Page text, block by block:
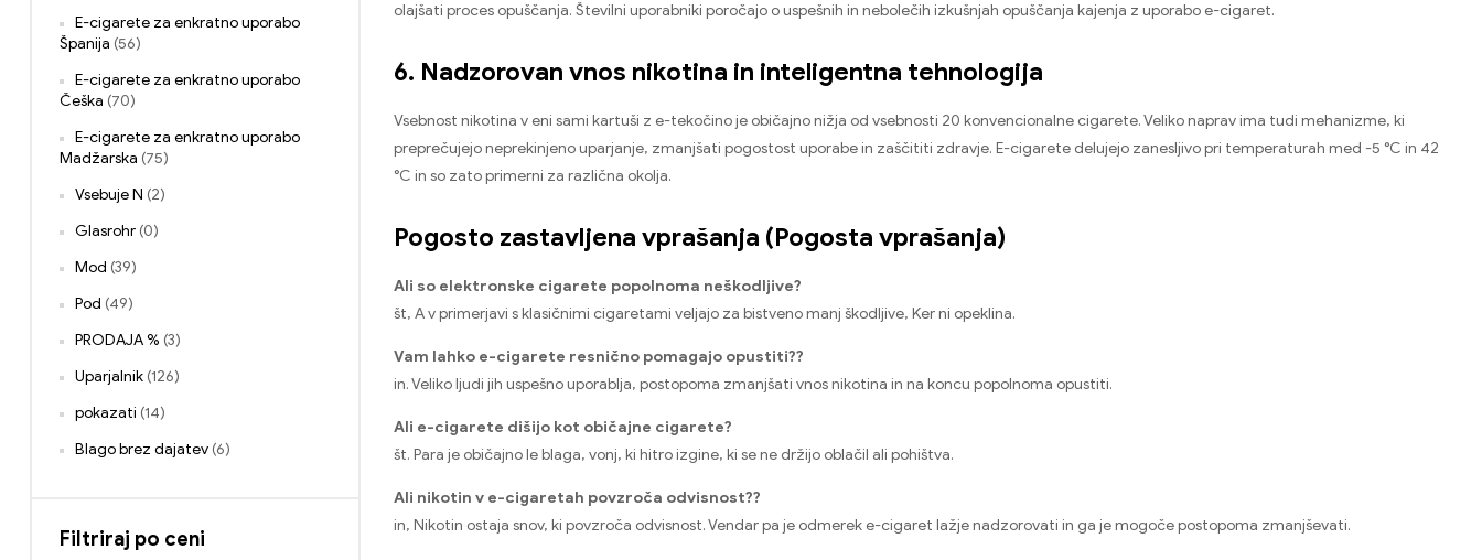
olajšati proces opuščanja. Številni uporabniki poročajo o uspešnih in nebolečih izkušnjah opuščanja kajenja z uporabo e-cigaret.
6. Nadzorovan vnos nikotina in inteligentna tehnologija
Vsebnost nikotina v eni sami kartuši z e-tekočino je običajno nižja od vsebnosti 20 konvencionalne cigarete. Veliko naprav ima tudi mehanizme, ki
preprečujejo neprekinjeno uparjanje, zmanjšati pogostost uporabe in zaščititi zdravje. E-cigarete delujejo zanesljivo pri temperaturah med -5 °C in 42
°C in so zato primerni za različna okolja.
Pogosto zastavljena vprašanja (Pogosta vprašanja)
Ali so elektronske cigarete popolnoma neškodljive?
št, A v primerjavi s klasičnimi cigaretami veljajo za bistveno manj škodljive, Ker ni opeklina.
Vam lahko e-cigarete resnično pomagajo opustiti??
in. Veliko ljudi jih uspešno uporablja, postopoma zmanjšati vnos nikotina in na koncu popolnoma opustiti.
Ali e-cigarete dišijo kot običajne cigarete?
št. Para je običajno le blaga, vonj, ki hitro izgine, ki se ne držijo oblačil ali pohištva.
Ali nikotin v e-cigaretah povzroča odvisnost??
in, Nikotin ostaja snov, ki povzroča odvisnost. Vendar pa je odmerek e-cigaret lažje nadzorovati in ga je mogoče postopoma zmanjševati.
E-cigarete za enkratno uporabo
Španija (56)
E-cigarete za enkratno uporabo
Češka (70)
E-cigarete za enkratno uporabo
Madžarska (75)
Vsebuje N (2)
Glasrohr (0)
Mod (39)
Pod (49)
PRODAJA % (3)
Uparjalnik (126)
pokazati (14)
Blago brez dajatev (6)
Filtriraj po ceni